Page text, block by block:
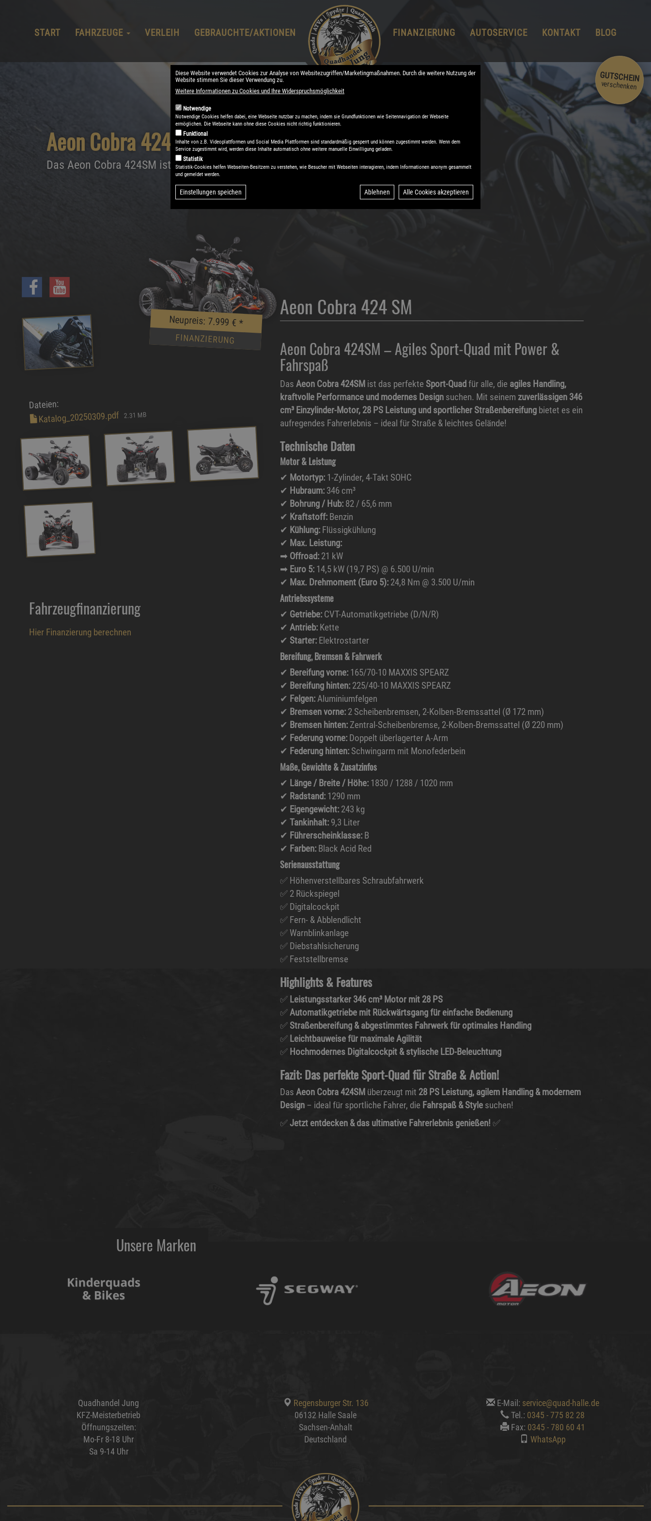
START FAHRZEUGE VERLEIH GEBRAUCHTE/AKTIONEN FINANZIERUNG AUTOSERVICE KONTAKT BLOG
GUTSCHEIN
verschenken
Aeon Cobra 424 SM
Das Aeon Cobra 424SM ist das perfekte Sport-Quad...
Neupreis: 7.999 €*
FINANZIERUNG
Dateien:
Katalog_20250309.pdf 2.31 MB
Fahrzeugfinanzierung
Hier Finanzierung berechnen
Aeon Cobra 424 SM
Aeon Cobra 424SM – Agiles Sport-Quad mit Power &
Fahrspaß
Das Aeon Cobra 424SM ist das perfekte Sport-Quad für alle, die agiles Handling,
kraftvolle Performance und modernes Designsuchen. Mit seinem zuverlässigen 346
cm³ Einzylinder-Motor, 28 PS Leistung und sportlicher Straßenbereifungbietet es ein
aufregendes Fahrerlebnis – ideal für Straße & leichtes Gelände!
Technische Daten
Motor & Leistung
✔ Motortyp:1-Zylinder, 4-Takt SOHC
✔ Hubraum:346 cm³
✔ Bohrung / Hub:82 / 65,6 mm
✔ Kraftstoff:Benzin
✔ Kühlung:Flüssigkühlung
✔ Max. Leistung:
➡ Offroad:21 kW
➡ Euro 5:14,5 kW (19,7 PS) @ 6.500 U/min
✔ Max. Drehmoment (Euro 5):24,8 Nm @ 3.500 U/min
Antriebssysteme
✔ Getriebe:CVT-Automatikgetriebe (D/N/R)
✔ Antrieb:Kette
✔ Starter:Elektrostarter
Bereifung, Bremsen & Fahrwerk
✔ Bereifung vorne:165/70-10 MAXXIS SPEARZ
✔ Bereifung hinten:225/40-10 MAXXIS SPEARZ
✔ Felgen:Aluminiumfelgen
✔ Bremsen vorne:2 Scheibenbremsen, 2-Kolben-Bremssattel (Ø 172 mm)
✔ Bremsen hinten:Zentral-Scheibenbremse, 2-Kolben-Bremssattel (Ø 220 mm)
✔ Federung vorne:Doppelt überlagerter A-Arm
✔ Federung hinten:Schwingarm mit Monofederbein
Maße, Gewichte & Zusatzinfos
✔ Länge / Breite / Höhe:1830 / 1288 / 1020 mm
✔ Radstand:1290 mm
✔ Eigengewicht:243 kg
✔ Tankinhalt:9,3 Liter
✔ Führerscheinklasse:B
✔ Farben:Black Acid Red
Serienausstattung
✅ Höhenverstellbares Schraubfahrwerk
✅ 2 Rückspiegel
✅ Digitalcockpit
✅ Fern- & Abblendlicht
✅ Warnblinkanlage
✅ Diebstahlsicherung
✅ Feststellbremse
Highlights & Features
✅ Leistungsstarker 346 cm³ Motor mit 28 PS
✅Automatikgetriebe mit Rückwärtsgang für einfache Bedienung
✅ Straßenbereifung & abgestimmtes Fahrwerk für optimales Handling
✅ Leichtbauweise für maximale Agilität
✅ Hochmodernes Digitalcockpit & stylische LED-Beleuchtung
Fazit: Das perfekte Sport-Quad für Straße & Action!
Das Aeon Cobra 424SM überzeugt mit 28 PS Leistung, agilem Handling & modernem
Design– ideal für sportliche Fahrer, die Fahrspaß & Stylesuchen!
✅Jetzt entdecken & das ultimative Fahrerlebnis genießen! ✅
Unsere Marken
Quadhandel Jung
KFZ-Meisterbetrieb
Öffnungszeiten:
Mo-Fr 8-18 Uhr
Sa 9-14 Uhr
Regensburger Str. 136
06132 Halle Saale
Sachsen-Anhalt
Deutschland
E-Mail: service@quad-halle.de
Tel.: 0345 - 775 82 28
Fax: 0345 - 780 60 41
WhatsApp
Diese Website verwendet Cookies zur Analyse von Websitezugriffen/Marketingmaßnahmen. Durch die weitere Nutzung der
Website stimmen Sie dieser Verwendung zu.
Weitere Informationen zu Cookies und Ihre Widerspruchsmöglichkeit
Notwendige
Notwendige Cookies helfen dabei, eine Webseite nutzbar zu machen, indem sie Grundfunktionen wie Seitennavigation der Webseite
ermöglichen. Die Webseite kann ohne diese Cookies nicht richtig funktionieren.
Funktional
Inhalte von z.B. Videoplattformen und Social Media Plattformen sind standardmäßig gesperrt und können zugestimmt werden. Wenn dem
Service zugestimmt wird, werden diese Inhalte automatisch ohne weitere manuelle Einwilligung geladen.
Statistik
Statistik-Cookies helfen Webseiten-Besitzern zu verstehen, wie Besucher mit Webseiten interagieren, indem Informationen anonym gesammelt
und gemeldet werden.
Einstellungen speichen Ablehnen Alle Cookies akzeptieren